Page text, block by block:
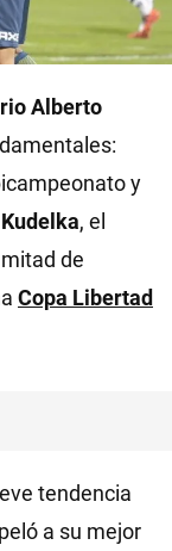
Alberto
y
Kudelka, el
de
Copa Libertad
tendencia
a su mejor